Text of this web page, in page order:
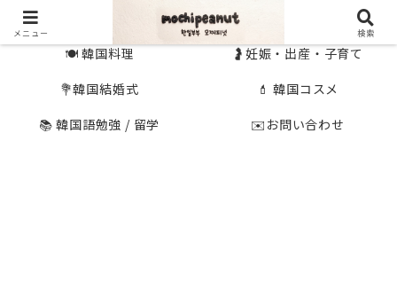
🍽 韓国料理
🤰妊娠・出産・子育て
💐韓国結婚式
💄 韓国コスメ
📚 韓国語勉強 / 留学
✉️お問い合わせ
メニュー 検索